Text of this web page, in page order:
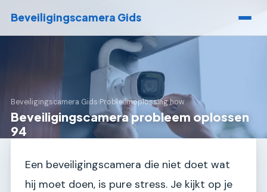
Beveiligingscamera Gids
Beveiligingscamera Gids›Probleemoplossing how
Beveiligingscamera probleem oplossen
94
Een beveiligingscamera die niet doet wat
hij moet doen, is pure stress. Je kijkt op je